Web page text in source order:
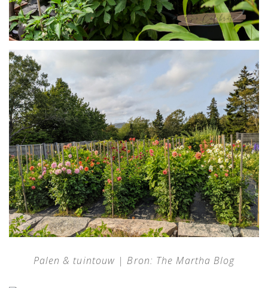
Palen & tuintouw | Bron: The Martha Blog